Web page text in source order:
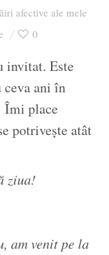
afective ale mele
0
invitat. Este
ceva ani în
Îmi place
potrivește atât
ziua!
am venit pe la